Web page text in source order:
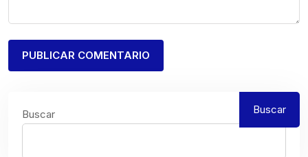
Buscar Buscar